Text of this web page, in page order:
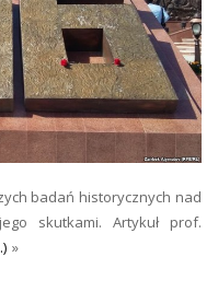
badań historycznych nad
skutkami. Artykuł prof.